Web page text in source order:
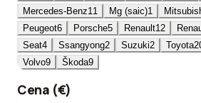
Mercedes-Benz11 Mg (saic)1
Peugeot6 Porsche5 Renault12
Seat4 Ssangyong2 Suzuki2 Toyota
Volvo9 Škoda9
Cena (€)